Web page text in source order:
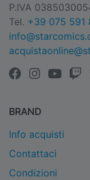
P.IVA
Tel. +39 075 591
BRAND
Info acquisti
Contattaci
Condizioni